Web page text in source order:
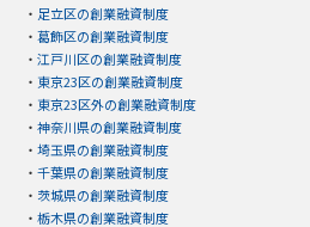
・ 足立区の創業融資制度
・ 葛飾区の創業融資制度
・ 江戸川区の創業融資制度
・ 東京23区の創業融資制度
・ 東京23区外の創業融資制度
・ 神奈川県の創業融資制度
・ 埼玉県の創業融資制度
・ 千葉県の創業融資制度
・ 茨城県の創業融資制度
・ 栃木県の創業融資制度